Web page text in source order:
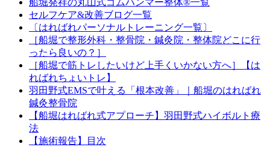
船堀発祥の丸山式ゴムハンマー整体®︎一覧
セルフケア&改善ブログ一覧
〔はればれパーソナルトレーニング一覧〕
［船堀で整形外科・整骨院・鍼灸院・整体院どこに行
ったら良いの？］
［船堀で筋トレしたいけど上手くいかない方へ］【は
ればれちょいトレ】
羽田野式EMSで叶える「根本改善」｜船堀のはればれ
鍼灸整骨院
【船堀はればれ式アプローチ】羽田野式ハイボルト療
法
【施術報告】目次